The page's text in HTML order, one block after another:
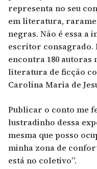
representa no seu
em literatura,
negras. Não é essa a
escritor consagrado.
encontra 180 autoras
literatura de ficção
Carolina Maria de
Publicar o conto me
lustradinho dessa
mesma que posso
minha zona de
está no coletivo”.